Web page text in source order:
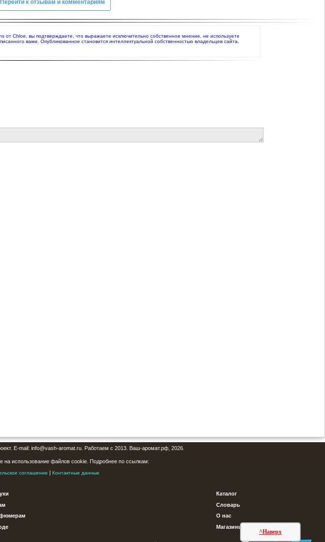
Перейти к отзывам и комментариям
Chloe, вы подтверждаете, что выражаете исключительно собственное мнение, не используете
вами. Опубликованное становится интеллектуальной собственностью владельцев сайта.
^Наверх
E-mail: info@vash-aromat.ru. Работаем с 2013. Ваш-аромат.рф, 2026.
на использование файлов cookie. Подробнее по ссылкам:
соглашение | Контактные данные
Каталог
Словарь
О нас
Магазины